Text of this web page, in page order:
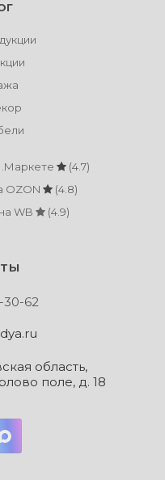
(4.7)
OZON
(4.8)
WB
(4.9)
30-62
область,
поле, д. 18